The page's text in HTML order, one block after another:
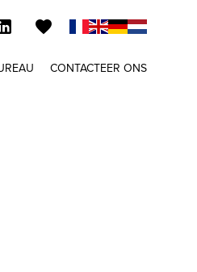
CONTACTEER ONS